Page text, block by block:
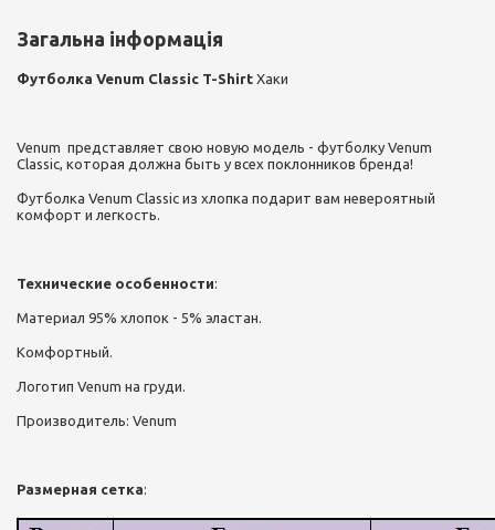
Загальна інформація
Футболка Venum Classic T-Shirt Хаки
Venum представляет свою новую модель - футболку Venum
Classic, которая должна быть у всех поклонников бренда!
Футболка Venum Classic из хлопка подарит вам невероятный
комфорт и легкость.
Технические особенности:
Материал 95% хлопок - 5% эластан.
Комфортный.
Логотип Venum на груди.
Производитель: Venum
Размерная сетка: